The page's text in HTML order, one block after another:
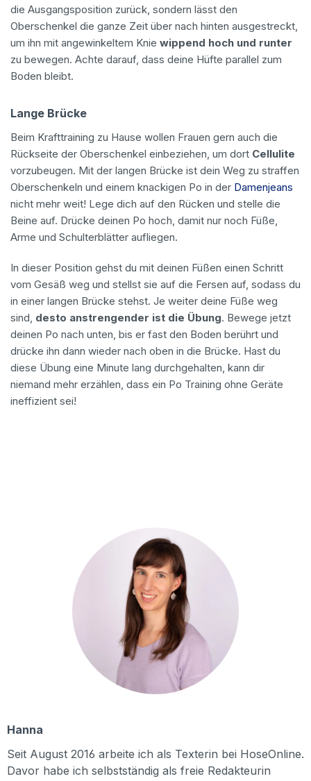
die Ausgangsposition zurück, sondern lässt den
Oberschenkel die ganze Zeit über nach hinten ausgestreckt,
um ihn mit angewinkeltem Knie wippend hoch und runter
zu bewegen. Achte darauf, dass deine Hüfte parallel zum
Boden bleibt.
Lange Brücke
Beim Krafttraining zu Hause wollen Frauen gern auch die
Rückseite der Oberschenkel einbeziehen, um dort Cellulite
vorzubeugen. Mit der langen Brücke ist dein Weg zu straffen
Oberschenkeln und einem knackigen Po in der Damenjeans
nicht mehr weit! Lege dich auf den Rücken und stelle die
Beine auf. Drücke deinen Po hoch, damit nur noch Füße,
Arme und Schulterblätter aufliegen.
In dieser Position gehst du mit deinen Füßen einen Schritt
vom Gesäß weg und stellst sie auf die Fersen auf, sodass du
in einer langen Brücke stehst. Je weiter deine Füße weg
sind, desto anstrengender ist die Übung. Bewege jetzt
deinen Po nach unten, bis er fast den Boden berührt und
drücke ihn dann wieder nach oben in die Brücke. Hast du
diese Übung eine Minute lang durchgehalten, kann dir
niemand mehr erzählen, dass ein Po Training ohne Geräte
ineffizient sei!
Hanna
Seit August 2016 arbeite ich als Texterin bei HoseOnline.
Davor habe ich selbstständig als freie Redakteurin